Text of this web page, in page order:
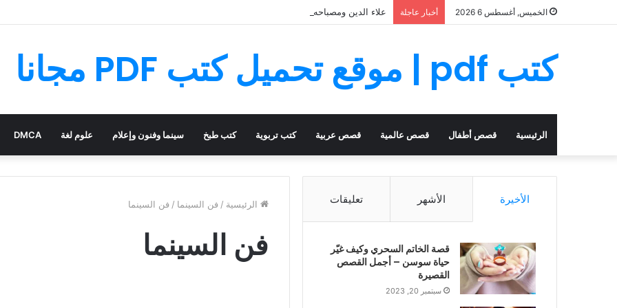
الخميس, أغسطس 6 2026 أخبار عاجلة علاء الدين ومصباحه السحري – قصة رائعة مليئة بالمغامرات
كتب pdf | موقع تحميل كتب PDF مجانا
الرئيسية قصص أطفال قصص عالمية قصص عربية كتب تربوية كتب طبخ سينما وفنون وإعلام علوم لغة DMCA
الرئيسية / فن السينما / فن السينما
فن السينما
الأخيرة الأشهر تعليقات
قصة الخاتم السحري وكيف غيّر
حياة سوسن – أجمل القصص
القصيرة
سبتمبر 20, 2023